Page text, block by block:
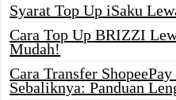
Syarat Top Up iSaku
Cara Top Up BRIZZI
Mudah!
Cara Transfer
Sebaliknya: Panduan